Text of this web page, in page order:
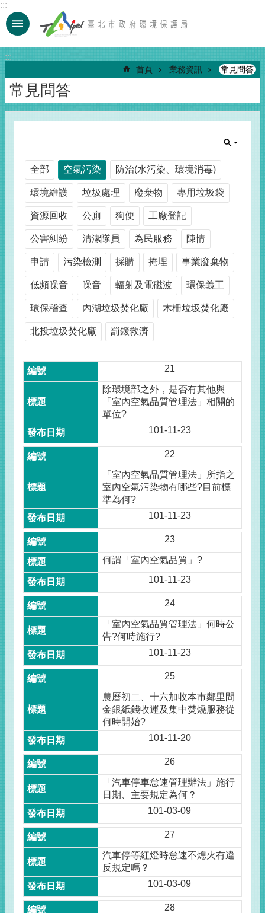
跳到主要內容區塊
:::
:::
首頁 業務資訊 常見問答
常見問答
全部 空氣污染 防治(水污染、環境消毒)
環境維護 垃圾處理 廢棄物 專用垃圾袋
資源回收 公廁 狗便 工廠登記
公害糾紛 清潔隊員 為民服務 陳情
申請 污染檢測 採購 掩埋 事業廢棄物
低頻噪音 噪音 輻射及電磁波 環保義工
環保稽查 內湖垃圾焚化廠 木柵垃圾焚化廠
北投垃圾焚化廠 罰鍰救濟
21
除環境部之外，是否有其他與
「室內空氣品質管理法」相關的
單位?
101-11-23
22
「室內空氣品質管理法」所指之
室內空氣污染物有哪些?目前標
準為何?
101-11-23
23
何謂「室內空氣品質」?
101-11-23
24
「室內空氣品質管理法」何時公
告?何時施行?
101-11-23
25
農曆初二、十六加收本市鄰里間
金銀紙錢收運及集中焚燒服務從
何時開始?
101-11-20
26
「汽車停車怠速管理辦法」施行
日期、主要規定為何？
101-03-09
27
汽車停等紅燈時怠速不熄火有違
反規定嗎？
101-03-09
28